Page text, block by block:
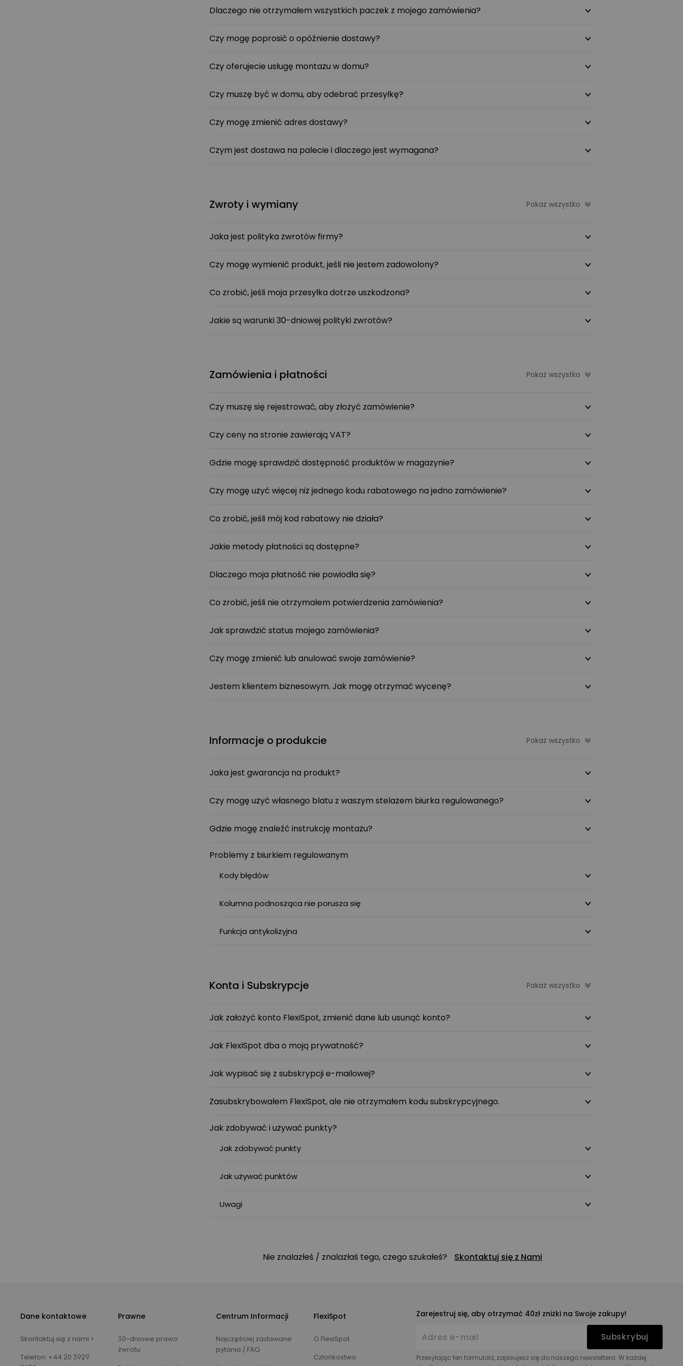
Dlaczego nie otrzymałem wszystkich paczek z mojego zamówienia?
Czy mogę poprosić o opóźnienie dostawy?
Czy oferujecie usługę montażu w domu?
Czy muszę być w domu, aby odebrać przesyłkę?
Czy mogę zmienić adres dostawy?
Czym jest dostawa na palecie i dlaczego jest wymagana?
Zwroty i wymiany Pokaż wszystko
Jaka jest polityka zwrotów firmy?
Czy mogę wymienić produkt, jeśli nie jestem zadowolony?
Co zrobić, jeśli moja przesyłka dotrze uszkodzona?
Jakie są warunki 30-dniowej polityki zwrotów?
Zamówienia i płatności Pokaż wszystko
Czy muszę się rejestrować, aby złożyć zamówienie?
Czy ceny na stronie zawierają VAT?
Gdzie mogę sprawdzić dostępność produktów w magazynie?
Czy mogę użyć więcej niż jednego kodu rabatowego na jedno zamówienie?
Co zrobić, jeśli mój kod rabatowy nie działa?
Jakie metody płatności są dostępne?
Dlaczego moja płatność nie powiodła się?
Co zrobić, jeśli nie otrzymałem potwierdzenia zamówienia?
Jak sprawdzić status mojego zamówienia?
Czy mogę zmienić lub anulować swoje zamówienie?
Jestem klientem biznesowym. Jak mogę otrzymać wycenę?
Informacje o produkcie Pokaż wszystko
Jaka jest gwarancja na produkt?
Czy mogę użyć własnego blatu z waszym stelażem biurka regulowanego?
Gdzie mogę znaleźć instrukcję montażu?
Problemy z biurkiem regulowanym
Kody błędów
Kolumna podnosząca nie porusza się
Funkcja antykolizyjna
Konta i Subskrypcje Pokaż wszystko
Jak założyć konto FlexiSpot, zmienić dane lub usunąć konto?
Jak FlexiSpot dba o moją prywatność?
Jak wypisać się z subskrypcji e-mailowej?
Zasubskrybowałem FlexiSpot, ale nie otrzymałem kodu subskrypcyjnego.
Jak zdobywać i używać punkty?
Jak zdobywać punkty
Jak używać punktów
Uwagi
Nie znalazłeś / znalazłaś tego, czego szukałeś? Skontaktuj się z Nami
Dane kontaktowe
Skontaktuj się z nami >
Telefon: +44 20 3929
Prawne
30-dniowe prawo
zwrotu
Centrum Informacji
Najczęściej zadawane
pytania / FAQ
FlexiSpot
O FlexiSpot
Członkostwo
Zarejestruj się, aby otrzymać 40zł zniżki na Swoje zakupy!
Subskrybuj
Przesyłając ten formularz, zapisujesz się do naszego newslettera. W każdej